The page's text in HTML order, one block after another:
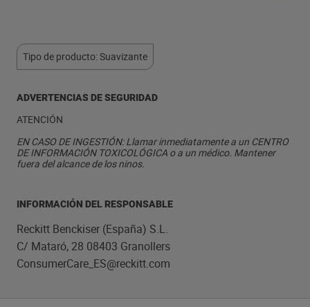
dejerá una sensación de perfume duradeeera. Además,
es compatible con todos los tipos de tejido y productos
de lavado y la nueva botella es 100% reciclable.
Tipo de producto: Suavizante
ADVERTENCIAS DE SEGURIDAD
ATENCIÓN
EN CASO DE INGESTIÓN: Llamar inmediatamente a un CENTRO
DE INFORMACIÓN TOXICOLÓGICA o a un médico. Mantener
fuera del alcance de los ninos.
INFORMACIÓN DEL RESPONSABLE
Reckitt Benckiser (España) S.L.
C/ Mataró, 28 08403 Granollers
ConsumerCare_ES@reckitt.com